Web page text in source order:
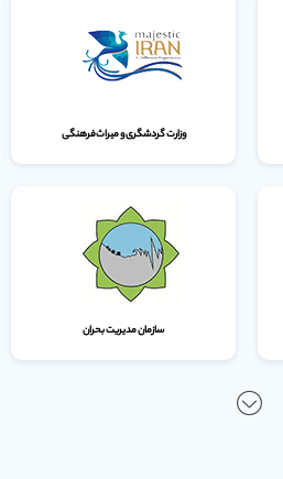
وزارت گردشگری و میراث‌فرهنگی
سازمان مدیریت بحران